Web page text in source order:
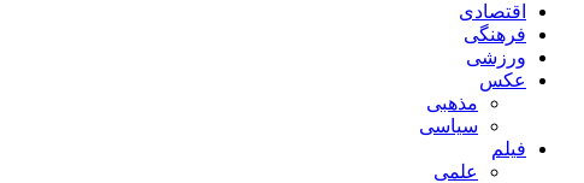
اقتصادی
فرهنگی
ورزشی
عکس
مذهبی
سیاسی
فیلم
علمی